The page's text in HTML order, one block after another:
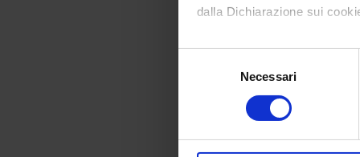
dalla Dichiarazione sui
Con il tuo consenso,
raccogliere
digitali).
modificare o ritirare il tuo
Necessari